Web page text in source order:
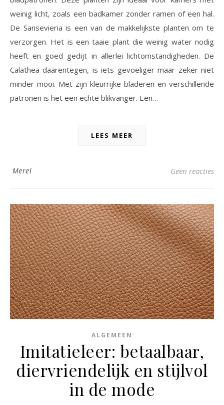
weinig licht, zoals een badkamer zonder ramen of een hal.
De Sansevieria is een van de makkelijkste planten om te
verzorgen. Het is een taaie plant die weinig water nodig
heeft en goed gedijt in allerlei lichtomstandigheden. De
Calathea daarentegen, is iets gevoeliger maar zeker niet
minder mooi. Met zijn kleurrijke bladeren en verschillende
patronen is het een echte blikvanger. Een…
LEES MEER
Merel Geen reacties
ALGEMEEN
Imitatieleer: betaalbaar,
diervriendelijk en stijlvol
in de mode